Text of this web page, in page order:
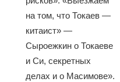
на том, что Токаев —
китаист» —
Сыроежкин о Токаеве
и Си, секретных
делах и о Масимове».